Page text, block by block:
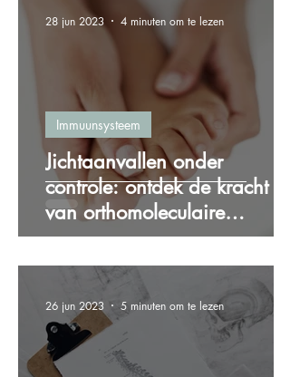
Jichtaanvallen onder
controle: ontdek de kracht
van orthomoleculaire
therapie bij jicht
Immuunsysteem
28 jun 2023 4 minuten om te lezen
26 jun 2023 5 minuten om te lezen